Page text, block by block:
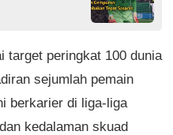
target peringkat 100 dunia
sejumlah pemain
berkarier di liga-liga
kedalaman skuad